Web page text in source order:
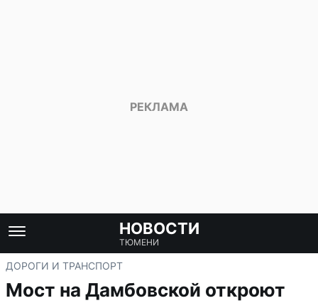
НОВОСТИ
ТЮМЕНИ
ДОРОГИ И ТРАНСПОРТ
Мост на Дамбовской откроют